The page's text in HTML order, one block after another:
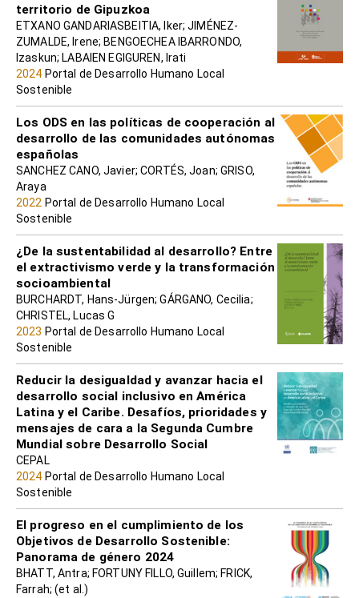
territorio de Gipuzkoa
ETXANO GANDARIASBEITIA, Iker; JIMÉNEZ-
ZUMALDE, Irene; BENGOECHEA IBARRONDO,
Izaskun; LABAIEN EGIGUREN, Irati
2024 Portal de Desarrollo Humano Local
Sostenible
Los ODS en las políticas de cooperación al
desarrollo de las comunidades autónomas
españolas
SANCHEZ CANO, Javier; CORTÉS, Joan; GRISO,
Araya
2022 Portal de Desarrollo Humano Local
Sostenible
¿De la sustentabilidad al desarrollo? Entre
el extractivismo verde y la transformación
socioambiental
BURCHARDT, Hans-Jürgen; GÁRGANO, Cecilia;
CHRISTEL, Lucas G
2023 Portal de Desarrollo Humano Local
Sostenible
Reducir la desigualdad y avanzar hacia el
desarrollo social inclusivo en América
Latina y el Caribe. Desafíos, prioridades y
mensajes de cara a la Segunda Cumbre
Mundial sobre Desarrollo Social
CEPAL
2024 Portal de Desarrollo Humano Local
Sostenible
El progreso en el cumplimiento de los
Objetivos de Desarrollo Sostenible:
Panorama de género 2024
BHATT, Antra; FORTUNY FILLO, Guillem; FRICK,
Farrah; (et al.)